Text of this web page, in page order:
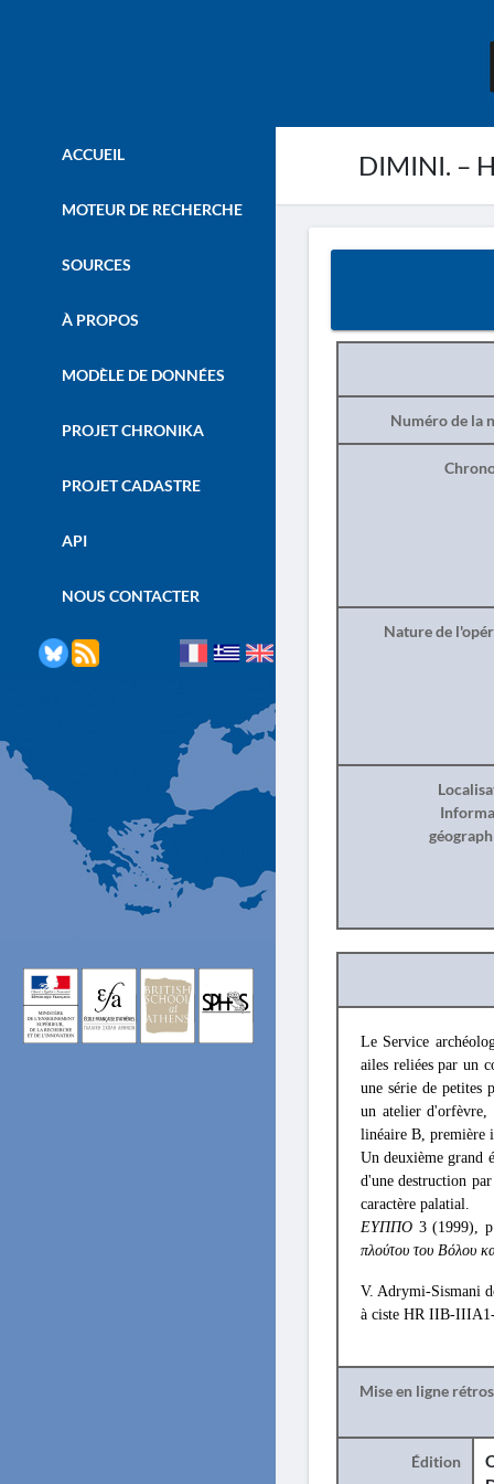
DIMINI. –
ACCUEIL
MOTEUR DE RECHERCHE
SOURCES
À PROPOS
MODÈLE DE DONNÉES
PROJET CHRONIKA
PROJET CADASTRE
API
NOUS CONTACTER
Numéro de la
Nature de
Le Service
ailes reliées par un
une série de petites
un atelier d'orfèvre,
linéaire B, première
Un deuxième grand
d'une destruction
caractère palatial.
ΕYΠΠΟ 3 (1999),
πλούτου του Βόλου
V. Adrymi-Sismani
à ciste HR IIB-IIIA1-
Mise en ligne
Édition